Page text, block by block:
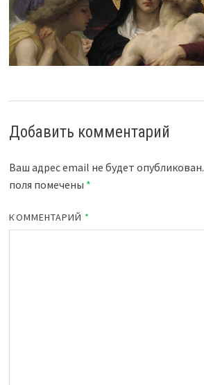
Добавить комментарий
Ваш адрес email не будет опубликован.
поля помечены *
КОММЕНТАРИЙ *